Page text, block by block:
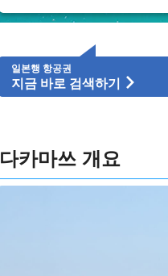
일본행 항공권
지금 바로 검색하기
다카마쓰 개요